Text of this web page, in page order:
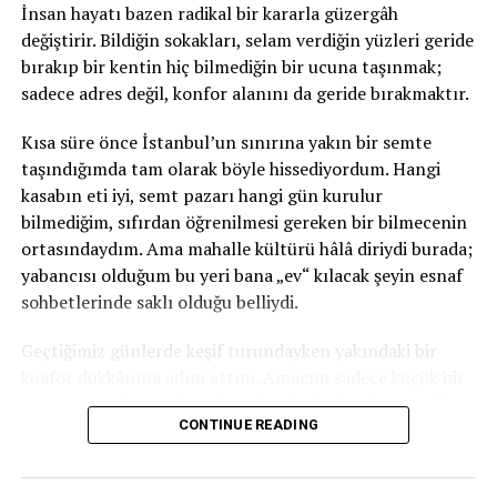
( İstanbul o kadar kalabalık ki, artık nüfus ve toprak
parçası arasında bir denge kurmak imkansız halde.
Böyle olunca da, ne adaya gelen insanlara bir şey
diyebilirsiniz, ne de kalabalıktan deliren insanlara.. Belli
ki, bu pirinç bu suyu kaldırmıyor:( Bu arada; “hani
ekonomi kötü, her yer dolu” deniyor ya, -ki yalan yok
bende diyorum-
o kadar kalabalık şehirde, her yerin
dolu olmasından daha normal bir şey olamaz.
Bir de turist olarak gelenleri de katarsak, bu çok doğal
bir sonuç. Doğal bir sonuç olması, böyle yaşamanın
doğru olduğu ,sonucunu doğurmuyor tabii. )
devam ettiğini görüp, katılmasak bile, tuhaf bir iç
rahatlığı ile eve çıkıp, sokaktan gelen o bağrış çağrış
içinde, uyuyabilmenin tanıdıklığı, paha biçilmez diyoruz.
İnsan hayatı bazen radikal bir kararla güzergâh
değiştirir. Bildiğin sokakları, selam verdiğin yüzleri geride
bırakıp bir kentin hiç bilmediğin bir ucuna taşınmak;
sadece adres değil, konfor alanını da geride bırakmaktır.
​Kısa süre önce İstanbul’un sınırına yakın bir semte
taşındığımda tam olarak böyle hissediyordum. Hangi
kasabın eti iyi, semt pazarı hangi gün kurulur
bilmediğim, sıfırdan öğrenilmesi gereken bir bilmecenin
ortasındaydım. Ama mahalle kültürü hâlâ diriydi burada;
yabancısı olduğum bu yeri bana „ev“ kılacak şeyin esnaf
sohbetlerinde saklı olduğu belliydi.
​Geçtiğimiz günlerde keşif turundayken yakındaki bir
selam vermekti. Ayaküstü sohbet başlarken kapı açıldı ve
içeriye adeta bir „rüzgâr“ girdi. 50’li yaşlarında, enerjisi
dostuymuş; mekânın sahibi kadar rahat bir özgüvenle
CONTINUE READING